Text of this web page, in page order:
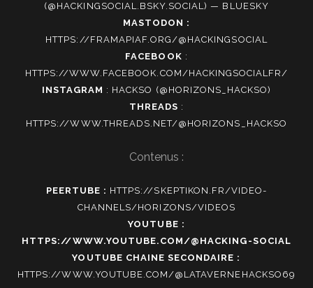
(@HACKINGSOCIAL.BSKY.SOCIAL) — BLUESKY
MASTODON :
HTTPS://FRAMAPIAF.ORG/@HACKINGSOCIAL
FACEBOOK :
HTTPS://WWW.FACEBOOK.COM/HACKINGSOCIALFR/
INSTAGRAM : HACKSO (@HORIZONS_HACKSO)
THREADS :
HTTPS://WWW.THREADS.NET/@HORIZONS_HACKSO
Contenus :
PEERTUBE : HTTPS://SKEPTIKON.FR/VIDEO-
CHANNELS/HORIZONS/VIDEOS
YOUTUBE :
HTTPS://WWW.YOUTUBE.COM/@HACKING-SOCIAL
YOUTUBE CHAINE SECONDAIRE :
HTTPS://WWW.YOUTUBE.COM/@LATAVERNEHACKSO69